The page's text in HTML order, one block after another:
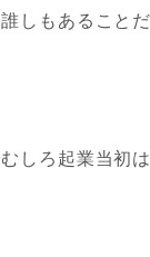
誰しもあること
むしろ起業当初